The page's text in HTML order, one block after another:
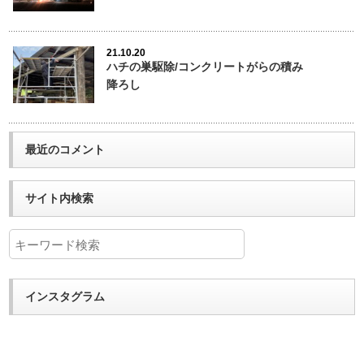
21.10.20
ハチの巣駆除/コンクリートがらの積み
降ろし
最近のコメント
サイト内検索
インスタグラム